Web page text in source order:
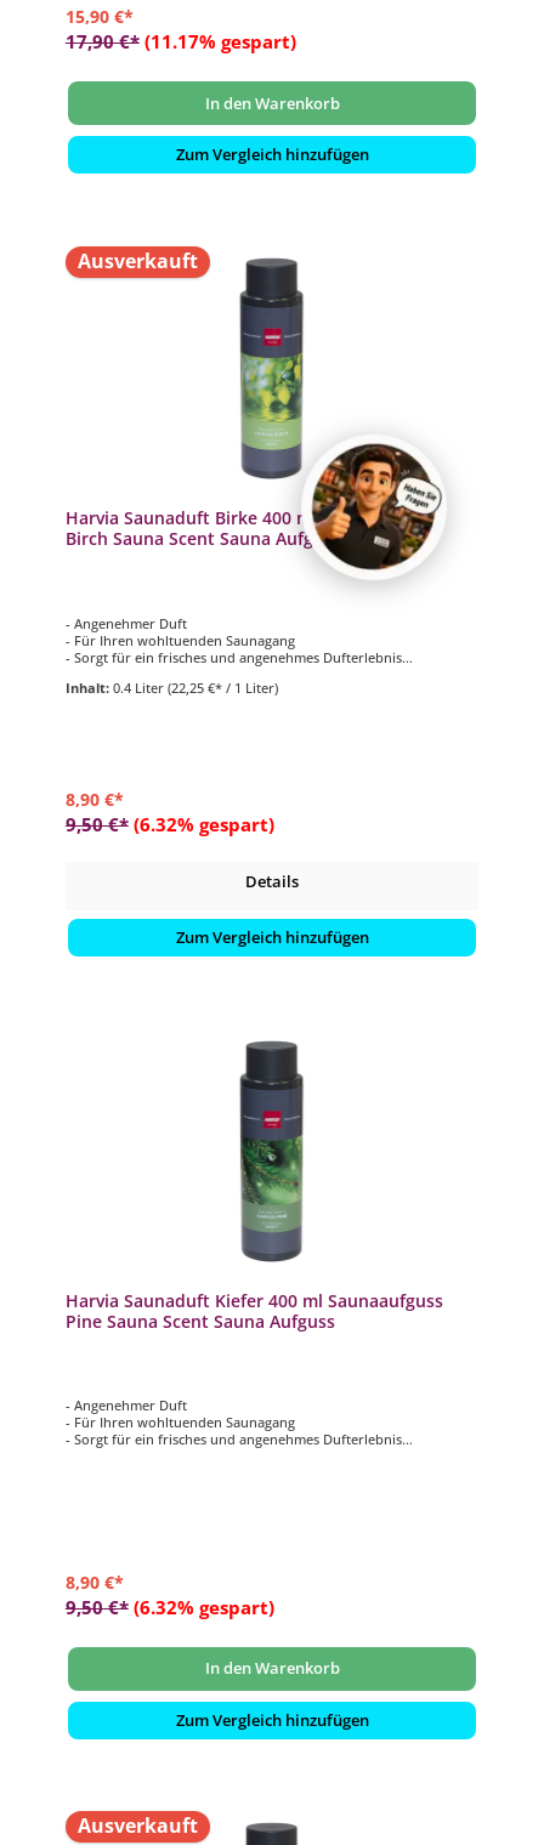
15,90 €*
17,90 €* (11.17% gespart)
In den Warenkorb
Zum Vergleich hinzufügen
Ausverkauft
Harvia Saunaduft Birke 400 ml Saunaaufguss
Birch Sauna Scent Sauna Aufguss
- Angenehmer Duft
- Für Ihren wohltuenden Saunagang
- Sorgt für ein frisches und angenehmes Dufterlebnis
Inhalt: 0.4 Liter (22,25 €* / 1 Liter)
8,90 €*
9,50 €* (6.32% gespart)
Details
Zum Vergleich hinzufügen
Harvia Saunaduft Kiefer 400 ml Saunaaufguss
Pine Sauna Scent Sauna Aufguss
- Angenehmer Duft
- Für Ihren wohltuenden Saunagang
- Sorgt für ein frisches und angenehmes Dufterlebnis
8,90 €*
9,50 €* (6.32% gespart)
In den Warenkorb
Zum Vergleich hinzufügen
Ausverkauft